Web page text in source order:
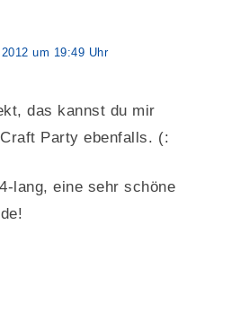
um 19:49 Uhr
das kannst du mir
Party ebenfalls. (:
lang, eine sehr schöne